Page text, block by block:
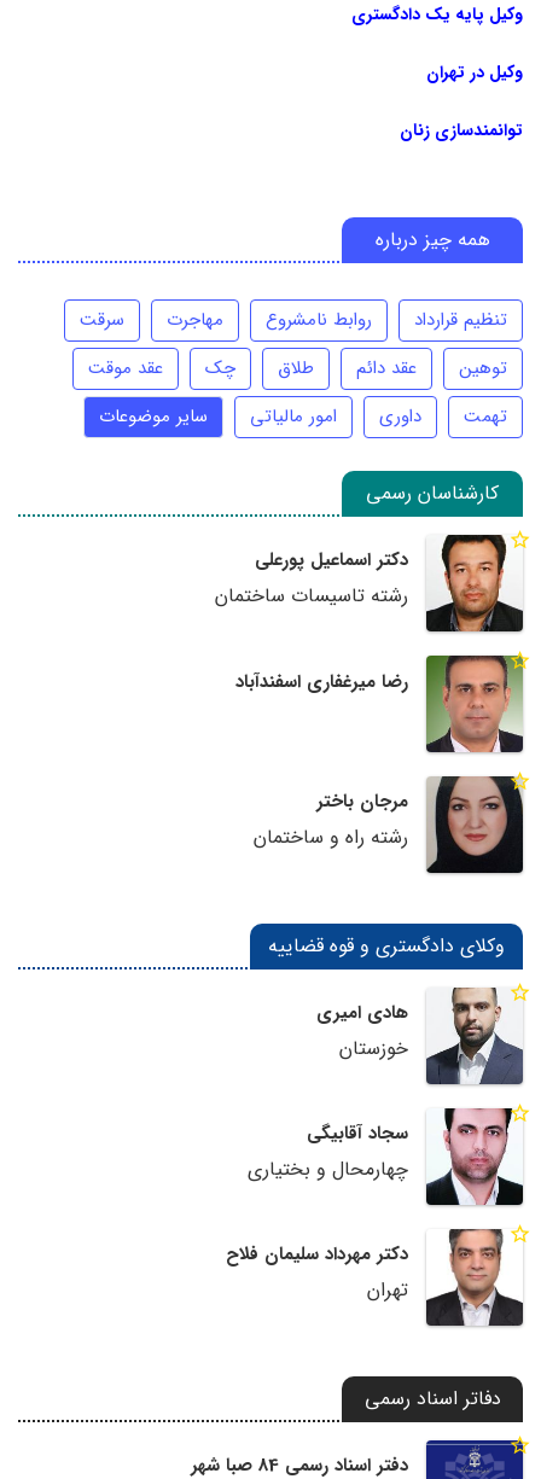
وکیل پایه یک دادگستری
وکیل در تهران
توانمندسازی زنان
همه چیز درباره
تنظیم قرارداد روابط نامشروع مهاجرت
سرقت
توهین
عقد دائم طلاق چک
عقد موقت
تهمت
داوری امور مالیاتی سایر موضوعات
کارشناسان رسمی
دکتر اسماعیل پورعلی
رشته تاسیسات ساختمان
رضا میرغفاری اسفندآباد
مرجان باختر
رشته راه و ساختمان
وکلای دادگستری و قوه قضاییه
هادی امیری
خوزستان
سجاد آقابیگی
چهارمحال و بختیاری
دکتر مهرداد سلیمان فلاح
تهران
دفاتر اسناد رسمی
دفتر اسناد رسمی 84 صبا شهر